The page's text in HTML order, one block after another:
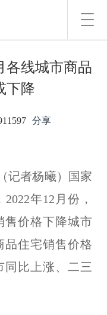
各线城市商品
下降
分享
记者杨曦）国家
年12月份，
售价格下降城市
品住宅销售价格
同比上涨、二三